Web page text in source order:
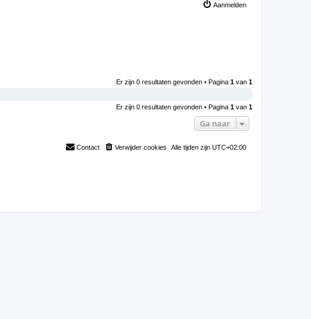
Aanmelden
Er zijn 0 resultaten gevonden • Pagina 1 van 1
Er zijn 0 resultaten gevonden • Pagina 1 van 1
Ga naar
Alle tijden zijn UTC+02:00
Verwijder cookies
Contact